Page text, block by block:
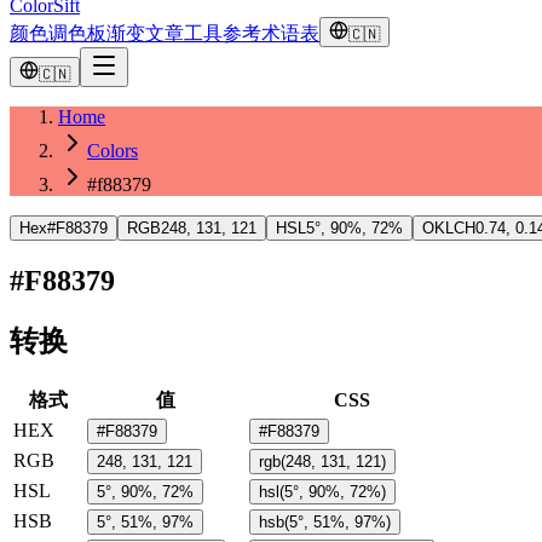
ColorSift
颜色调色板渐变文章工具参考术语表 🇨🇳
🇨🇳
Home
Colors
#f88379
Hex#F88379 RGB248, 131, 121 HSL5°, 90%, 72% OKLCH0.74,
#F88379
转换
格式 值
CSS
HEX
#F88379 #F88379
RGB 248, 131, 121 rgb(248, 131, 121)
HSL 5°, 90%, 72% hsl(5°, 90%, 72%)
HSB 5°, 51%, 97% hsb(5°, 51%, 97%)